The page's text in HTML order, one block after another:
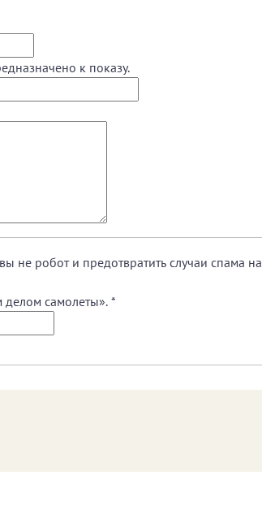
к показу.
не робот и предотвратить случаи спама на
самолеты». *